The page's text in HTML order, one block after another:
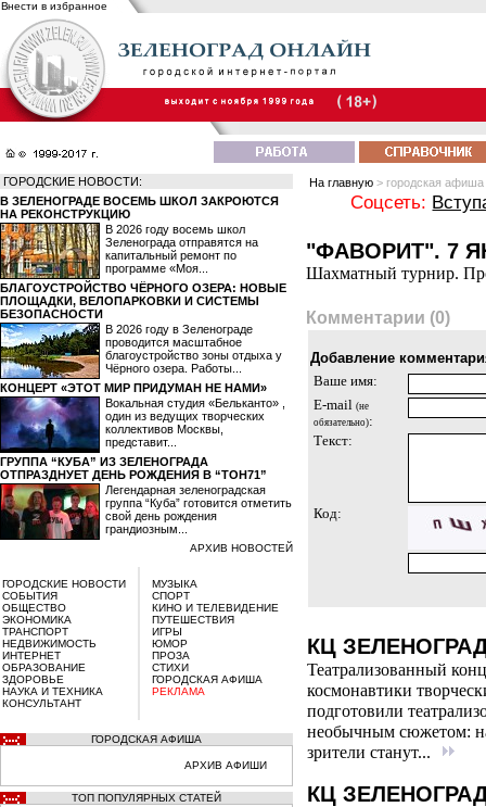
Внести в избранное
ГОРОДСКИЕ НОВОСТИ:
В ЗЕЛЕНОГРАДЕ ВОСЕМЬ ШКОЛ ЗАКРОЮТСЯ
НА РЕКОНСТРУКЦИЮ
В 2026 году восемь школ
Зеленограда отправятся на
капитальный ремонт по
программе «Моя...
БЛАГОУСТРОЙСТВО ЧЁРНОГО ОЗЕРА: НОВЫЕ
ПЛОЩАДКИ, ВЕЛОПАРКОВКИ И СИСТЕМЫ
БЕЗОПАСНОСТИ
В 2026 году в Зеленограде
проводится масштабное
благоустройство зоны отдыха у
Чёрного озера. Работы...
КОНЦЕРТ «ЭТОТ МИР ПРИДУМАН НЕ НАМИ»
Вокальная студия «Бельканто» ,
один из ведущих творческих
коллективов Москвы,
представит...
ГРУППА “КУБА” ИЗ ЗЕЛЕНОГРАДА
ОТПРАЗДНУЕТ ДЕНЬ РОЖДЕНИЯ В “ТОН71”
Легендарная зеленоградская
группа “Куба” готовится отметить
свой день рождения
грандиозным...
АРХИВ НОВОСТЕЙ
ГОРОДСКИЕ НОВОСТИ
СОБЫТИЯ
ОБЩЕСТВО
ЭКОНОМИКА
ТРАНСПОРТ
НЕДВИЖИМОСТЬ
ИНТЕРНЕТ
ОБРАЗОВАНИЕ
ЗДОРОВЬЕ
НАУКА И ТЕХНИКА
КОНСУЛЬТАНТ
МУЗЫКА
СПОРТ
КИНО И ТЕЛЕВИДЕНИЕ
ПУТЕШЕСТВИЯ
ИГРЫ
ЮМОР
ПРОЗА
СТИХИ
ГОРОДСКАЯ АФИША
РЕКЛАМА
ГОРОДСКАЯ АФИША
АРХИВ АФИШИ
ТОП ПОПУЛЯРНЫХ СТАТЕЙ
На главную > городская афиша
Соцсеть:
"ФАВОРИТ". 7
Шахматный турнир.
Комментарии (0)
Добавление
Ваше имя:
E-mail (не
обязательно):
Текст:
Код:
КЦ
Театрализованный
космонавтики
подготовили
необычным сюжетом:
зрители станут...
КЦ